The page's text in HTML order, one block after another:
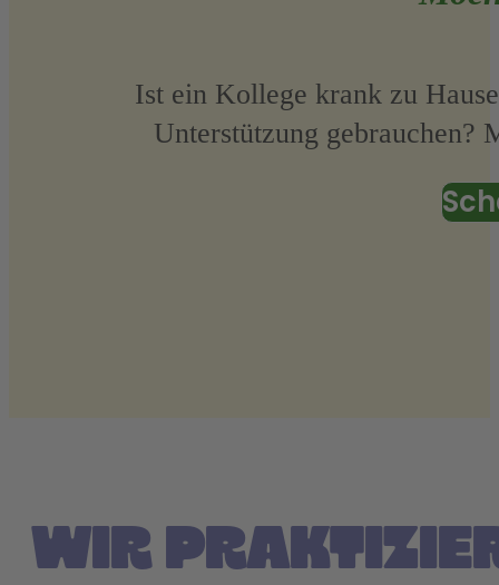
Ist ein Kollege krank zu
Unterstützung
WIR